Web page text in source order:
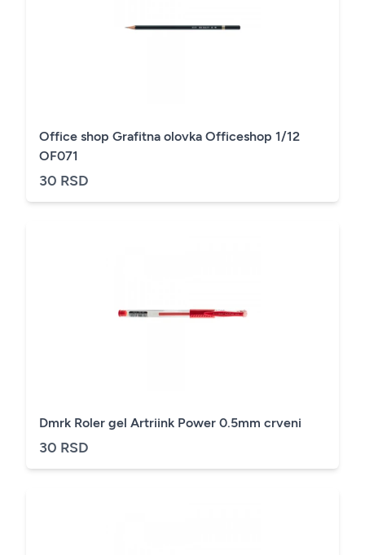
Office shop Grafitna olovka Officeshop 1/12
OF071
30 RSD
Dmrk Roler gel Artriink Power 0.5mm crveni
30 RSD